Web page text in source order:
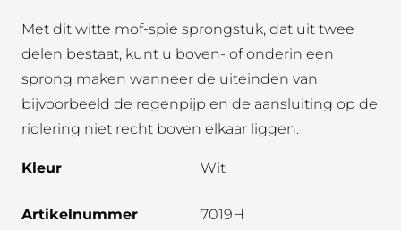
Met dit witte mof-spie sprongstuk, dat uit twee
delen bestaat, kunt u boven- of onderin een
sprong maken wanneer de uiteinden van
bijvoorbeeld de regenpijp en de aansluiting op de
riolering niet recht boven elkaar liggen.
Kleur Wit
Artikelnummer
7019H